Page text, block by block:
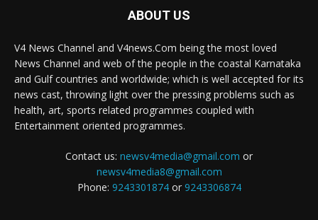
ABOUT US
V4 News Channel and V4news.Com being the most loved
News Channel and web of the people in the coastal Karnataka
and Gulf countries and worldwide; which is well accepted for its
news cast, throwing light over the pressing problems such as
health, art, sports related programmes coupled with
Entertainment oriented programmes.
Contact us: newsv4media@gmail.com or
newsv4media8@gmail.com
Phone: 9243301874or 9243306874